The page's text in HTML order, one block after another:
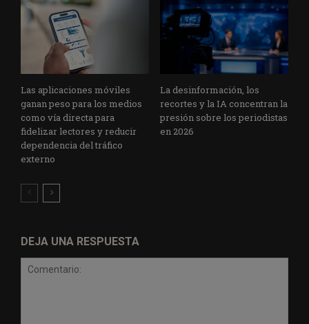
Las aplicaciones móviles
ganan peso para los medios
como vía directa para
fidelizar lectores y reducir
dependencia del tráfico
externo
La desinformación, los
recortes y la IA concentran la
presión sobre los periodistas
en 2026
DEJA UNA RESPUESTA